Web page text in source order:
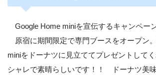
Google Home miniを宣伝するキャンペーン
原宿に期間限定で専門ブースをオープン
miniをドーナツに見立ててプレゼントして
シャレで素晴らしいです！！ ドーナツ美